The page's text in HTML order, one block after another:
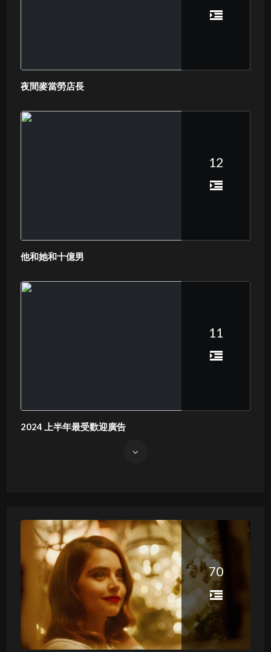
夜間麥當勞店長
12
他和她和十億男
11
2024 上半年最受歡迎廣告
70